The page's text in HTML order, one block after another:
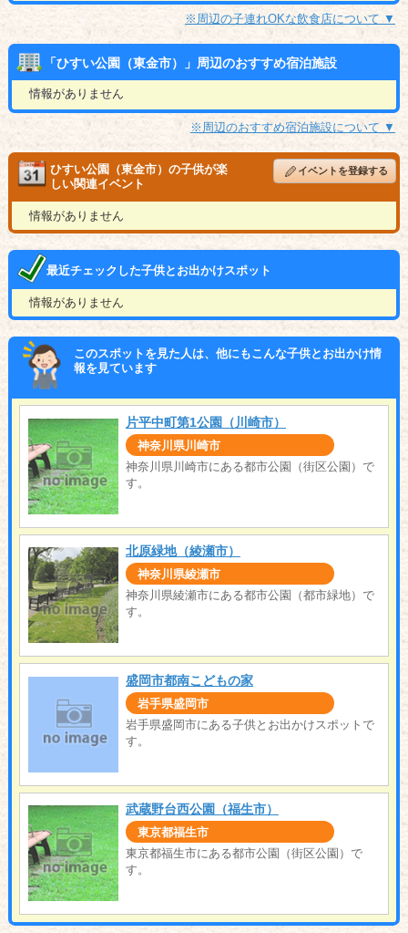
※周辺の子連れOKな飲食店について ▼
「ひすい公園（東金市）」周辺のおすすめ宿泊施設
情報がありません
※周辺のおすすめ宿泊施設について ▼
ひすい公園（東金市）の子供が楽
しい関連イベント
イベントを登録する
情報がありません
最近チェックした子供とお出かけスポット
情報がありません
このスポットを見た人は、他にもこんな子供とお出かけ情
報を見ています
片平中町第1公園（川崎市）
神奈川県川崎市
神奈川県川崎市にある都市公園（街区公園）で
す。
北原緑地（綾瀬市）
神奈川県綾瀬市
神奈川県綾瀬市にある都市公園（都市緑地）で
す。
盛岡市都南こどもの家
岩手県盛岡市
岩手県盛岡市にある子供とお出かけスポットで
す。
武蔵野台西公園（福生市）
東京都福生市
東京都福生市にある都市公園（街区公園）で
す。